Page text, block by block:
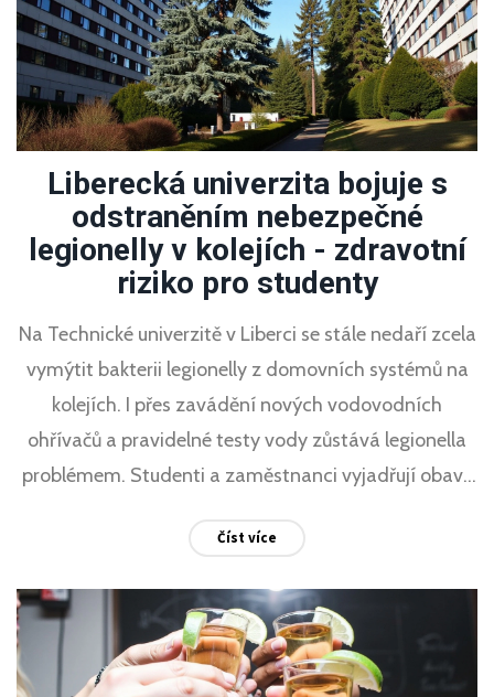
Liberecká univerzita bojuje s
odstraněním nebezpečné
legionelly v kolejích - zdravotní
riziko pro studenty
Na Technické univerzitě v Liberci se stále nedaří zcela
vymýtit bakterii legionelly z domovních systémů na
kolejích. I přes zavádění nových vodovodních
ohřívačů a pravidelné testy vody zůstává legionella
problémem. Studenti a zaměstnanci vyjadřují obavy
bezpečí a blaho zdejší komunity.
Číst více